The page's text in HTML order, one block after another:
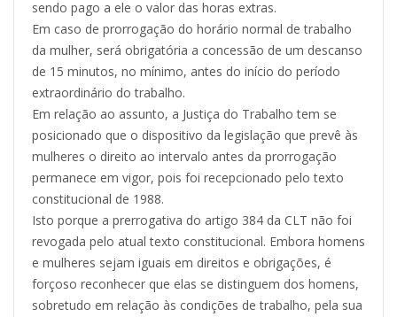
sendo pago a ele o valor das horas extras.
Em caso de prorrogação do horário normal de trabalho
da mulher, será obrigatória a concessão de um descanso
de 15 minutos, no mínimo, antes do início do período
extraordinário do trabalho.
Em relação ao assunto, a Justiça do Trabalho tem se
posicionado que o dispositivo da legislação que prevê às
mulheres o direito ao intervalo antes da prorrogação
permanece em vigor, pois foi recepcionado pelo texto
constitucional de 1988.
Isto porque a prerrogativa do artigo 384 da CLT não foi
revogada pelo atual texto constitucional. Embora homens
e mulheres sejam iguais em direitos e obrigações, é
forçoso reconhecer que elas se distinguem dos homens,
sobretudo em relação às condições de trabalho, pela sua